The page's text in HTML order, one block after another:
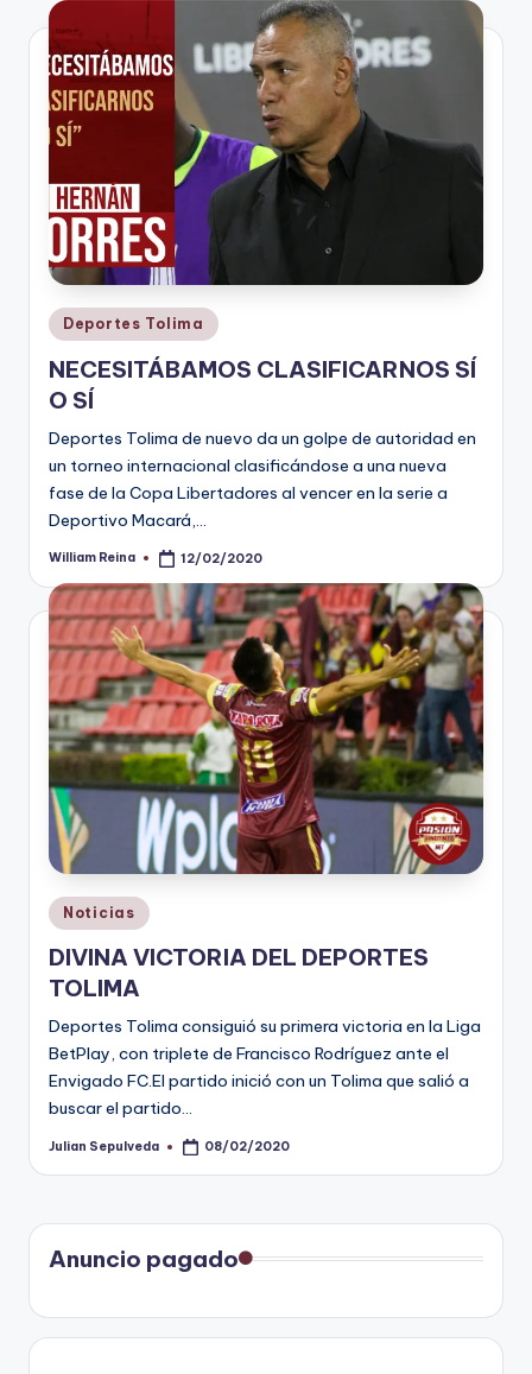
V
n
o
ti
n
t
o
Publicado
en
Deportes Tolima
NECESITÁBAMOS CLASIFICARNOS SÍ
O SÍ
Deportes Tolima de nuevo da un golpe de autoridad en
un torneo internacional clasificándose a una nueva
fase de la Copa Libertadores al vencer en la serie a
Deportivo Macará,…
Publicado
William Reina 12/02/2020
Publicado
en
Noticias
DIVINA VICTORIA DEL DEPORTES
TOLIMA
Deportes Tolima consiguió su primera victoria en la Liga
BetPlay, con triplete de Francisco Rodríguez ante el
Envigado FC.El partido inició con un Tolima que salió a
buscar el partido…
Publicado
Julian Sepulveda 08/02/2020
Anuncio pagado